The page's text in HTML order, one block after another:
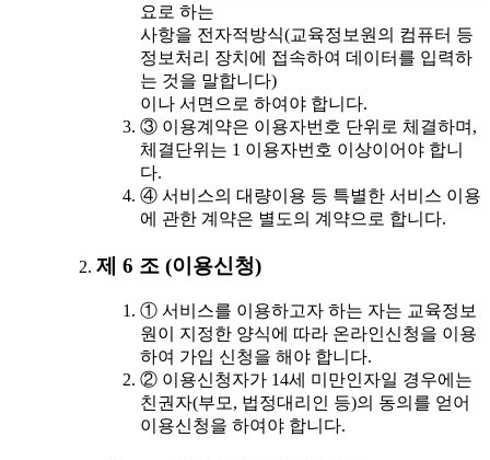
요로 하는
사항을 전자적방식(교육정보원의 컴퓨터 등
정보처리 장치에 접속하여 데이터를 입력하
는 것을 말합니다)
이나 서면으로 하여야 합니다.
③ 이용계약은 이용자번호 단위로 체결하며,
체결단위는 1 이용자번호 이상이어야 합니
다.
④ 서비스의 대량이용 등 특별한 서비스 이용
에 관한 계약은 별도의 계약으로 합니다.
제 6 조 (이용신청)
① 서비스를 이용하고자 하는 자는 교육정보
원이 지정한 양식에 따라 온라인신청을 이용
하여 가입 신청을 해야 합니다.
② 이용신청자가 14세 미만인자일 경우에는
친권자(부모, 법정대리인 등)의 동의를 얻어
이용신청을 하여야 합니다.